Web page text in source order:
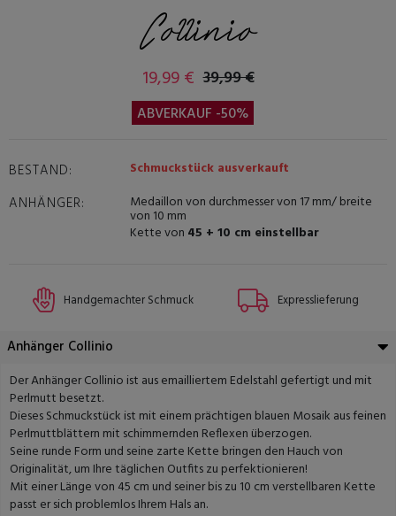
Collinio
19,99 € 39,99 €
ABVERKAUF -50%
BESTAND: Schmuckstück ausverkauft
ANHÄNGER: Medaillon von durchmesser von 17 mm/ breite
von 10 mm
Kette von 45 + 10 cm einstellbar
Handgemachter Schmuck Expresslieferung
Anhänger Collinio
Der Anhänger Collinio ist aus emailliertem Edelstahl gefertigt und mit
Perlmutt besetzt.
Dieses Schmuckstück ist mit einem prächtigen blauen Mosaik aus feinen
Perlmuttblättern mit schimmernden Reflexen überzogen.
Seine runde Form und seine zarte Kette bringen den Hauch von
Originalität, um Ihre täglichen Outfits zu perfektionieren!
Mit einer Länge von 45 cm und seiner bis zu 10 cm verstellbaren Kette
passt er sich problemlos Ihrem Hals an.